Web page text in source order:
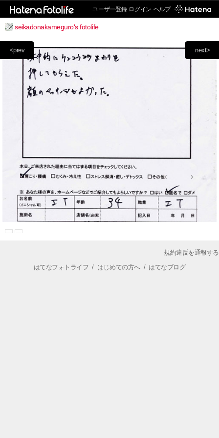
ユーザー登録 ログイン ヘルプ
seikadonakameguro's fotolife
next>
<prev
規約違反を通報する
はてなフォトライフ / はじめての方へ/ はてなブログ